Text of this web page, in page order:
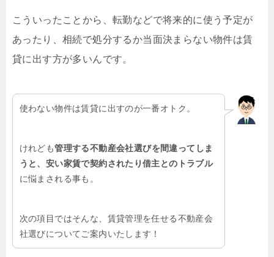
こういったことから、転勤などで将来的に使う予定が
あったり、相続で処分するか当面決まらない物件は賃
貸に出す方が多いんです。
使わない物件は賃貸に出すのが一番オトク。
けれども管理する不動産会社選びを間違ってしま
うと、安い家賃で契約されたり借主とのトラブル
に悩まされる事も。
次の項目ではそんな、賃貸管理を任せる不動産会
社選びについてご案内いたします！